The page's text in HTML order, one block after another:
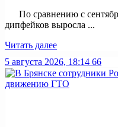
По сравнению с
дипфейков выросла ...
Читать далее
5 августа 2026, 18:14 66